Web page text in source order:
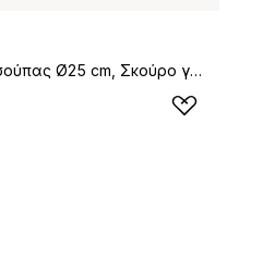
Rustic πιάτο σούπας Ø25 cm, Σκούρο γκρι